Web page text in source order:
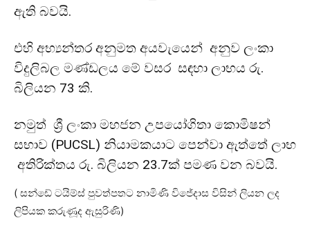
ඇති බවයි.
එහි අභ්‍යන්තර අනුමත අයවැයෙන් අනුව ලංකා
විදුලිබල මණ්ඩලය මේ වසර සඳහා ලාභය රු.
බිලියන 73 කි.
නමුත් ශ්‍රී ලංකා මහජන උපයෝගිතා කොමිෂන්
සභාව (PUCSL) නියාමකයාට පෙන්වා ඇත්තේ ලාභ
අතිරික්තය රු. බිලියන 23.7ක් පමණ වන බවයි.
( සන්ඩේ ටයිම්ස් පුවත්පතට නාමිණි විජේදාස විසින් ලියන ලද
ලිපියක කරුණූද ඇසුරිණි)